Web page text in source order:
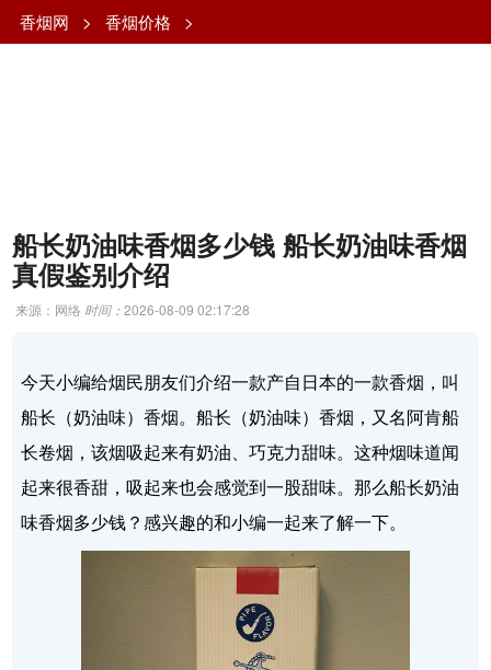
香烟网 > 香烟价格 >
船长奶油味香烟多少钱 船长奶油味香烟
真假鉴别介绍
来源：网络 时间：2026-08-09 02:17:28
今天小编给烟民朋友们介绍一款产自日本的一款香烟，叫
船长（奶油味）香烟。船长（奶油味）香烟，又名阿肯船
长卷烟，该烟吸起来有奶油、巧克力甜味。这种烟味道闻
起来很香甜，吸起来也会感觉到一股甜味。那么船长奶油
味香烟多少钱？感兴趣的和小编一起来了解一下。